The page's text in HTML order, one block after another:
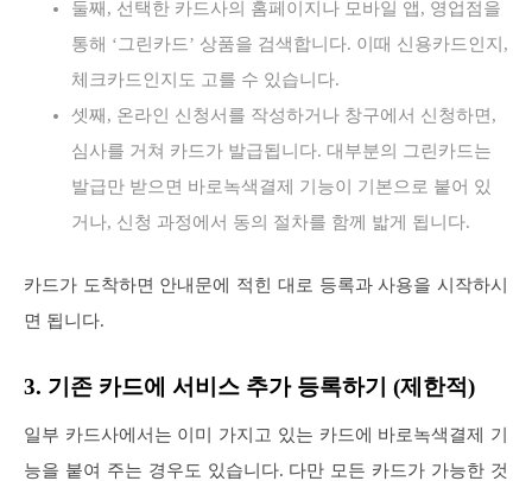
둘째, 선택한 카드사의 홈페이지나 모바일 앱, 영업점을
통해 ‘그린카드’ 상품을 검색합니다. 이때 신용카드인지,
체크카드인지도 고를 수 있습니다.
셋째, 온라인 신청서를 작성하거나 창구에서 신청하면,
심사를 거쳐 카드가 발급됩니다. 대부분의 그린카드는
발급만 받으면 바로녹색결제 기능이 기본으로 붙어 있
거나, 신청 과정에서 동의 절차를 함께 밟게 됩니다.
카드가 도착하면 안내문에 적힌 대로 등록과 사용을 시작하시
면 됩니다.
3. 기존 카드에 서비스 추가 등록하기 (제한적)
일부 카드사에서는 이미 가지고 있는 카드에 바로녹색결제 기
능을 붙여 주는 경우도 있습니다. 다만 모든 카드가 가능한 것